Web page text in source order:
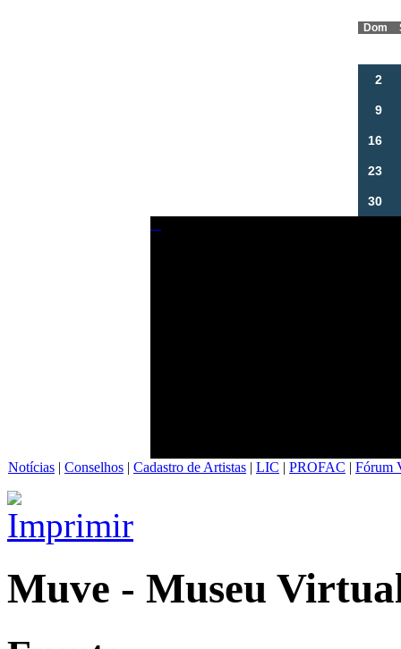
Dom
2
9
16
23
30
Notícias | Conselhos | Cadastro de Artistas | LIC | PROFAC | Fórum
Muve - Museu